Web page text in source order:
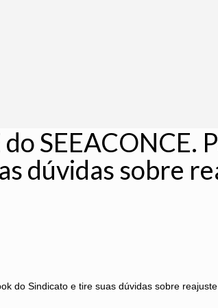
SEEACONCE.
dúvidas sobre
do Sindicato e tire suas dúvidas sobre